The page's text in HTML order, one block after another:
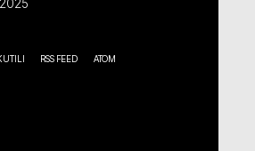
UTILI RSS FEED ATOM